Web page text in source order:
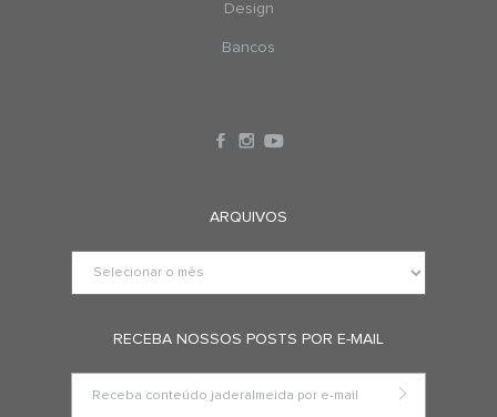
Design
Bancos
ARQUIVOS
RECEBA NOSSOS POSTS POR E-MAIL